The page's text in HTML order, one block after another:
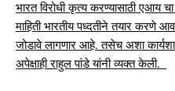
भारत विरोधी कृत्य करण्यासाठी एआय
माहिती भारतीय पध्दतीने तयार करणे
जोडावे लागणार आहे. तसेच अशा
अपेक्षाही राहुल पांडे यांनी व्यक्त केली.